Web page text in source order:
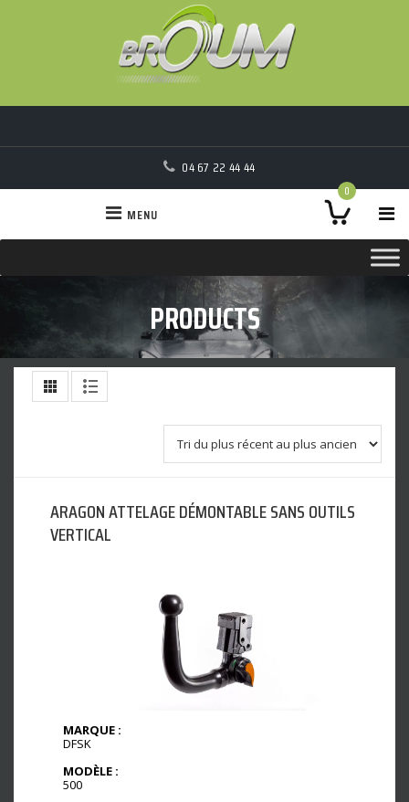
04 67 22 44 44
0
MENU
PRODUCTS
ARAGON ATTELAGE DÉMONTABLE SANS OUTILS
VERTICAL
MARQUE :
DFSK
MODÈLE :
500